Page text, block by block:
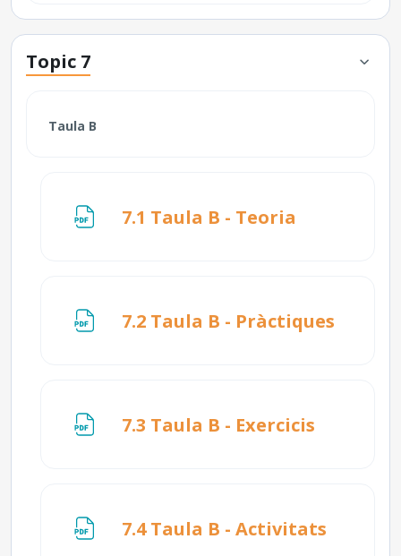
Topic 7
Taula B
7.1 Taula B - Teoria
7.2 Taula B - Pràctiques
7.3 Taula B - Exercicis
7.4 Taula B - Activitats